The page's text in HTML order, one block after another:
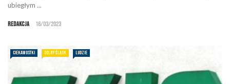
ubiegłym ...
Redakcja 16/03/2023
CIEKAWOSTKI DOLNY ŚLĄSK LUDZIE